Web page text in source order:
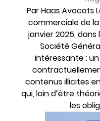
Par Haas Avocats
commerciale de
janvier 2025,
Société
intéressante :
contenus illicites
qui, loin d’être
les